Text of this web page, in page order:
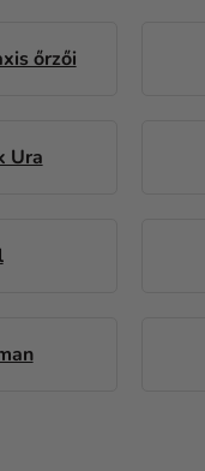
őrzői
Ura